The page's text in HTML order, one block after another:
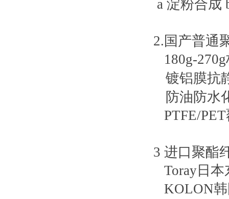
a 淀粉合成
2. 国产普通
180g-270g
镀铝膜抗
防油防水
PTFE/PET
3 进口聚酯
Toray 日
KOLON